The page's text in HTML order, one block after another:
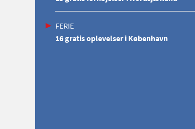
FERIE
16 gratis oplevelser i København